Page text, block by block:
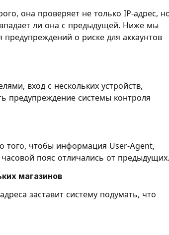
она проверяет не только IP-адрес,
ли она с предыдущей. Ниже мы
о риске для аккаунтов
вход с нескольких устройств,
предупреждение системы контроля
того, чтобы информация User-Agent,
пояс отличались от предыдущих.
магазинов
заставит систему подумать, что